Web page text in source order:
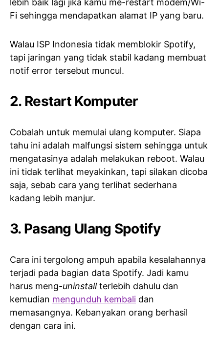
lebih baik lagi jika kamu me-restart modem/Wi-
Fi sehingga mendapatkan alamat IP yang baru.
Walau ISP Indonesia tidak memblokir Spotify,
tapi jaringan yang tidak stabil kadang membuat
notif error tersebut muncul.
2. Restart Komputer
Cobalah untuk memulai ulang komputer. Siapa
tahu ini adalah malfungsi sistem sehingga untuk
mengatasinya adalah melakukan reboot. Walau
ini tidak terlihat meyakinkan, tapi silakan dicoba
saja, sebab cara yang terlihat sederhana
kadang lebih manjur.
3. Pasang Ulang Spotify
Cara ini tergolong ampuh apabila kesalahannya
terjadi pada bagian data Spotify. Jadi kamu
harus meng-uninstallterlebih dahulu dan
kemudian mengunduh kembali dan
memasangnya. Kebanyakan orang berhasil
dengan cara ini.